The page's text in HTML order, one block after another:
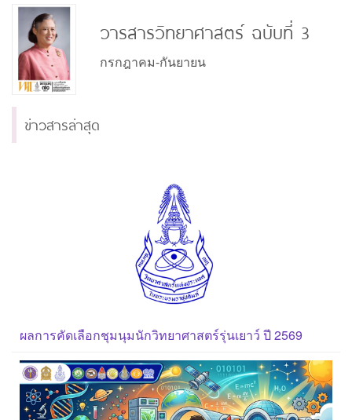
วารสารวิทยาศาสตร์ ฉบับที่ 3
กรกฎาคม-กันยายน
ข่าวสารล่าสุด
ผลการคัดเลือกชุมนุมนักวิทยาศาสตร์รุ่นเยาว์ ปี 2569